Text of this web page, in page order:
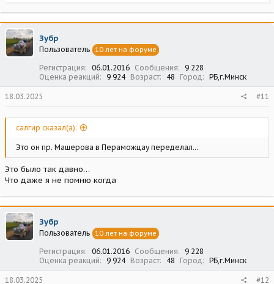
а
к
ц
и
и
Зубр
Пользователь 10 лет на форуме
Регистрация 06.01.2016 Сообщения
9 228
Оценка реакций
9 924 Возраст 48 Город РБ,г.Минск
18.03.2025 #11
салгир сказал(а):
Это он пр. Машерова в Пераможцау переделал...
Это было так давно…
Что даже я не помню когда
Зубр
Пользователь 10 лет на форуме
Регистрация 06.01.2016 Сообщения
9 228
Оценка реакций
9 924 Возраст 48 Город РБ,г.Минск
18.03.2025 #12